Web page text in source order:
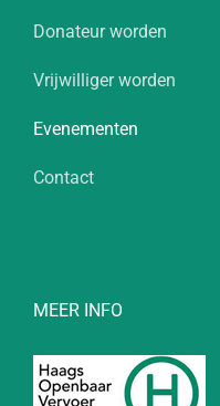
Donateur worden
Vrijwilliger worden
Evenementen
Contact
MEER INFO